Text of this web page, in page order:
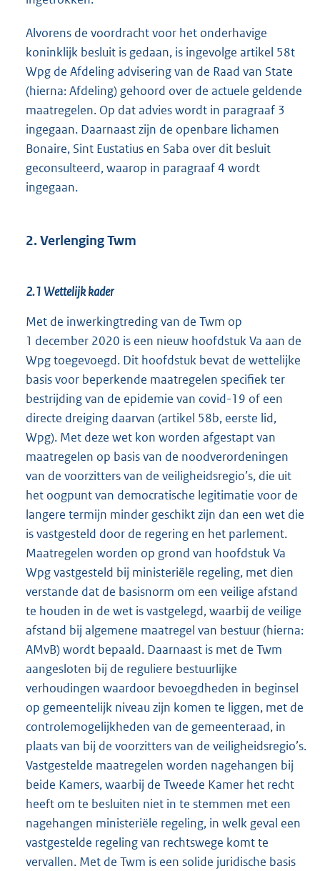
Alvorens de voordracht voor het onderhavige
koninklijk besluit is gedaan, is ingevolge artikel 58t
Wpg de Afdeling advisering van de Raad van State
(hierna: Afdeling) gehoord over de actuele geldende
maatregelen. Op dat advies wordt in paragraaf 3
ingegaan. Daarnaast zijn de openbare lichamen
Bonaire, Sint Eustatius en Saba over dit besluit
geconsulteerd, waarop in paragraaf 4 wordt
ingegaan.
2. Verlenging Twm
2.1 Wettelijk kader
Met de inwerkingtreding van de Twm op
1 december 2020 is een nieuw hoofdstuk Va aan de
Wpg toegevoegd. Dit hoofdstuk bevat de wettelijke
basis voor beperkende maatregelen specifiek ter
bestrijding van de epidemie van covid-19 of een
directe dreiging daarvan (artikel 58b, eerste lid,
Wpg). Met deze wet kon worden afgestapt van
maatregelen op basis van de noodverordeningen
van de voorzitters van de veiligheidsregio’s, die uit
het oogpunt van democratische legitimatie voor de
langere termijn minder geschikt zijn dan een wet die
is vastgesteld door de regering en het parlement.
Maatregelen worden op grond van hoofdstuk Va
Wpg vastgesteld bij ministeriële regeling, met dien
verstande dat de basisnorm om een veilige afstand
te houden in de wet is vastgelegd, waarbij de veilige
afstand bij algemene maatregel van bestuur (hierna:
AMvB) wordt bepaald. Daarnaast is met de Twm
aangesloten bij de reguliere bestuurlijke
verhoudingen waardoor bevoegdheden in beginsel
op gemeentelijk niveau zijn komen te liggen, met de
controlemogelijkheden van de gemeenteraad, in
plaats van bij de voorzitters van de veiligheidsregio’s.
Vastgestelde maatregelen worden nagehangen bij
beide Kamers, waarbij de Tweede Kamer het recht
heeft om te besluiten niet in te stemmen met een
nagehangen ministeriële regeling, in welk geval een
vastgestelde regeling van rechtswege komt te
vervallen. Met de Twm is een solide juridische basis